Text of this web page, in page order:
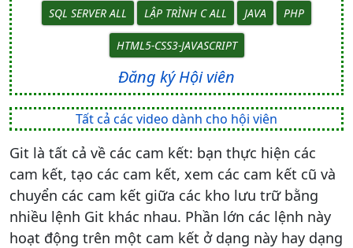
SQL SERVER ALL LẬP TRÌNH C ALL JAVA PHP
HTML5-CSS3-JAVASCRIPT
Đăng ký Hội viên
Tất cả các video dành cho hội viên
Git là tất cả về các cam kết: bạn thực hiện các
cam kết, tạo các cam kết, xem các cam kết cũ và
chuyển các cam kết giữa các kho lưu trữ bằng
nhiều lệnh Git khác nhau. Phần lớn các lệnh này
hoạt động trên một cam kết ở dạng này hay dạng